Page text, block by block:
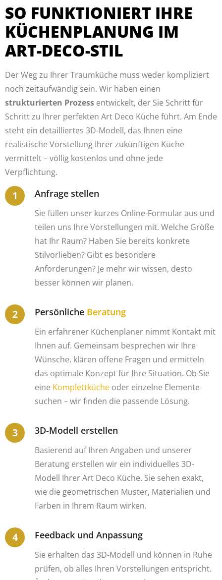
SO FUNKTIONIERT IHRE
KÜCHENPLANUNG IM
ART-DECO-STIL
Der Weg zu Ihrer Traumküche muss weder kompliziert
noch zeitaufwändig sein. Wir haben einen
strukturierten Prozess entwickelt, der Sie Schritt für
Schritt zu Ihrer perfekten Art Deco Küche führt. Am Ende
steht ein detailliertes 3D-Modell, das Ihnen eine
realistische Vorstellung Ihrer zukünftigen Küche
vermittelt – völlig kostenlos und ohne jede
Verpflichtung.
Anfrage stellen
Sie füllen unser kurzes Online-Formular aus und
teilen uns Ihre Vorstellungen mit. Welche Größe
hat Ihr Raum? Haben Sie bereits konkrete
Stilvorlieben? Gibt es besondere
Anforderungen? Je mehr wir wissen, desto
besser können wir planen.
Persönliche Beratung
Ein erfahrener Küchenplaner nimmt Kontakt mit
Ihnen auf. Gemeinsam besprechen wir Ihre
Wünsche, klären offene Fragen und ermitteln
das optimale Konzept für Ihre Situation. Ob Sie
eine Komplettküche oder einzelne Elemente
suchen – wir finden die passende Lösung.
3D-Modell erstellen
Basierend auf Ihren Angaben und unserer
Beratung erstellen wir ein individuelles 3D-
Modell Ihrer Art Deco Küche. Sie sehen exakt,
wie die geometrischen Muster, Materialien und
Farben in Ihrem Raum wirken.
Feedback und Anpassung
Sie erhalten das 3D-Modell und können in Ruhe
prüfen, ob alles Ihren Vorstellungen entspricht.